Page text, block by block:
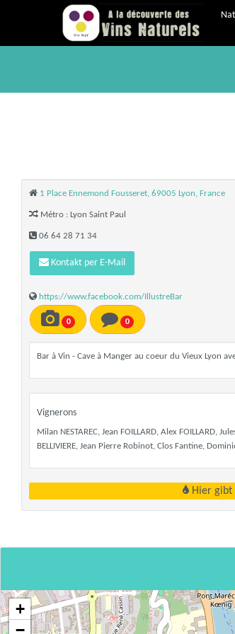
1 Place Ennemond Fousseret, 69005 Lyon, France
Métro : Lyon Saint Paul
06 64 28 71 34
Kontakt per E-Mail
https://www.facebook.com/IllustreBar
0 0
Bar à Vin - Cave à Manger au coeur du Vieux Lyon
Vignerons
Milan NESTAREC, Jean FOILLARD, Alex FOILLARD,
BELLIVIERE, Jean Pierre Robinot, Clos Fantine,
Hier gibt
+
−